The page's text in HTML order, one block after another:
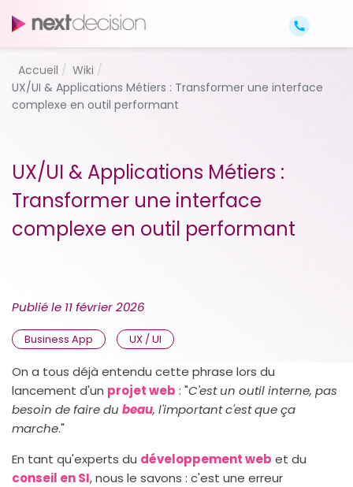
Accueil
Wiki
UX/UI & Applications Métiers : Transformer une interface
complexe en outil performant
UX/UI & Applications Métiers :
Transformer une interface
complexe en outil performant
Publié le 11 février 2026
Business App UX / UI
On a tous déjà entendu cette phrase lors du
lancement d'un projet web : "C'est un outil interne, pas
besoin de faire du beau, l'important c'est que ça
marche."
En tant qu'experts du développement web et du
conseil en SI, nous le savons : c'est une erreur